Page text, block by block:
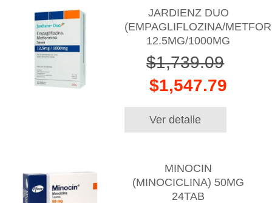
JARDIENZ DUO
(EMPAGLIFLOZINA/
12.5MG/1000MG
$1,739.09
$1,547.79
Ver detalle
MINOCIN
(MINOCICLINA) 50MG
24TAB